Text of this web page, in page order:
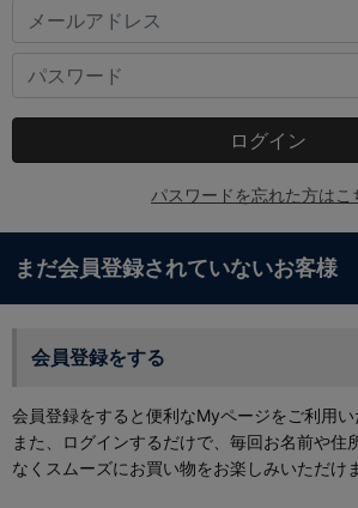
パスワードを忘れた方はこ
まだ会員登録されていないお客様
会員登録をする
会員登録をすると便利なMyページをご利用い
また、ログインするだけで、毎回お名前や住
なくスムーズにお買い物をお楽しみいただけ